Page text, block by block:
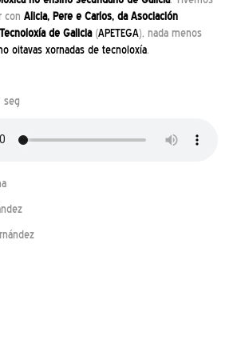
con Alicia, Pere e Carlos, da Asociación
de Galicia(APETEGA), nada menos
oitavas xornadas de tecnoloxía.
seg